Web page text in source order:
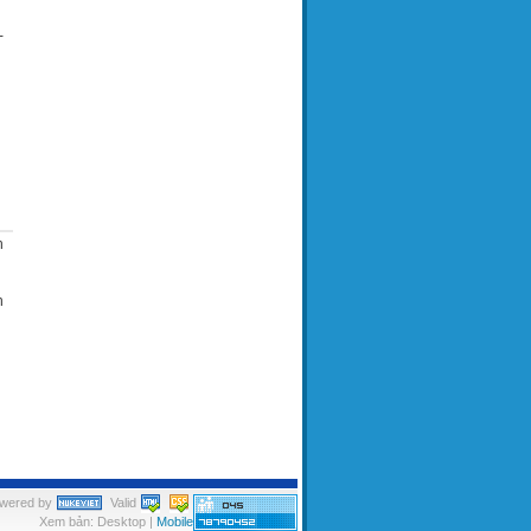
by
Valid
Xem bản: Desktop | Mobile